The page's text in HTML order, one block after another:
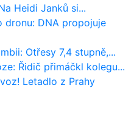
Heidi Janků si...
dronu: DNA propojuje
Otřesy 7,4 stupně,...
Řidič přimáčkl kolegu...
Letadlo z Prahy